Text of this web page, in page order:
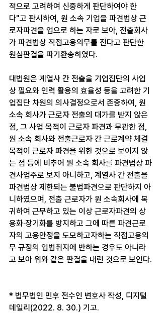
적으로 고려하여 신중하게 판단하여야 한
다"고 판시하여, 원 소속 기업을 파견법상 근
로자파견을 업으로 하는 자로 보아, 전출회사
가 파견법상 직접고용의무를 진다고 판단한
원심판결을 파기환송하였다.
대법원은 계열사 간 전출을 기업집단의 사업
상 필요와 인력 활용의 효율성 등을 고려한 기
업집단 차원의 의사결정으로서 존중하여, 원
소속 회사가 근로자 전출의 대가를 받지 않은
점, 그 사업 목적이 근로자 파견과 무관한 점,
원 소속 회사와 전출근로자 간 근로계약 체결
목적이 근로자 파견을 위한 것으로 보이지 않
는 점 등에 비추어 원 소속 회사를 파견법상 파
견사업주로 보지 아니하고, 계열사 간 전출을
파견법상 제한되는 불법파견으로 판단하지 아
니하였으며, 전출 근로자가 원 소속회사에 복
귀하여 근무하고 있는 이상 근로자파견의 상
용화·장기화를 방지하고 그에 따른 파견근로
자의 고용안정을 도모하고자하는 직접고용의
무 규정의 입법취지에 반하는 경우도 아니라
고 보아 위와 같은 판결을 내린 것으로 보인다.
* 법무법인 민후 전수인 변호사 작성, 디지털
데일리(2022. 8. 30.) 기고.